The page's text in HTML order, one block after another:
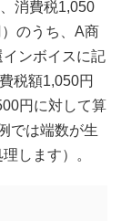
消費税1,050
のうち、A商
ンボイスに記
税額1,050円
円に対して算
では端数が生
します）。